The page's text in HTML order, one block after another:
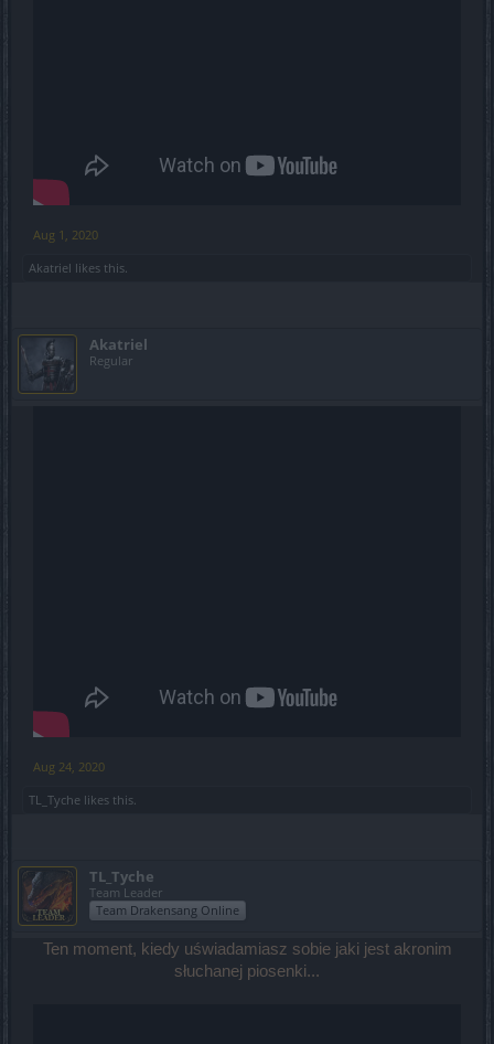
Aug 1, 2020
Akatriel likes this.
Akatriel
Regular
Aug 24, 2020
TL_Tyche likes this.
TL_Tyche
Team Leader
Team Drakensang Online
Ten moment, kiedy uświadamiasz sobie jaki jest akronim
słuchanej piosenki...